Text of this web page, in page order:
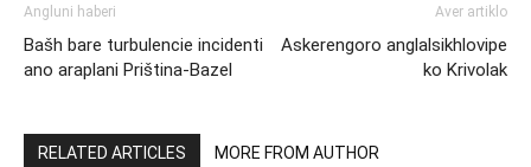
Angluni haberi
Bašh bare turbulencie incidenti
ano araplani Priština-Bazel
Aver artiklo
Askerengoro anglalsikhlovipe
ko Krivolak
RELATED ARTICLES MORE FROM AUTHOR